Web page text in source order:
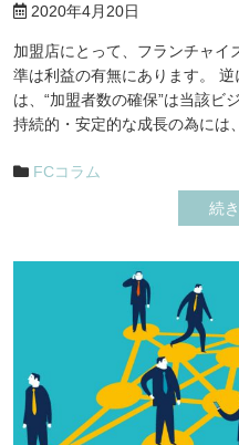
2020年4月20日
加盟店にとって、フランチャイ
準は利益の有無にあります。
は、“加盟者数の確保”は当該ビ
持続的・安定的な成長の為に
FCコラム
続